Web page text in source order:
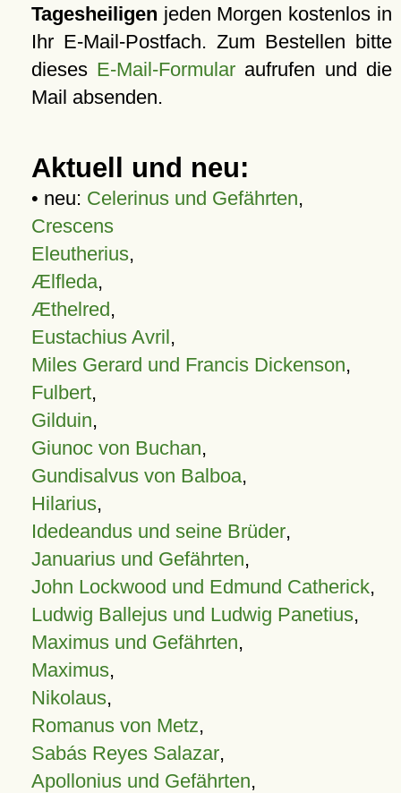
Tagesheiligen jeden Morgen kostenlos in
Ihr E-Mail-Postfach. Zum Bestellen bitte
dieses E-Mail-Formular aufrufen und die
Mail absenden.
Aktuell und neu:
• neu: Celerinus und Gefährten,
Crescens
Eleutherius,
Ælfleda,
Æthelred,
Eustachius Avril,
Miles Gerard und Francis Dickenson,
Fulbert,
Gilduin,
Giunoc von Buchan,
Gundisalvus von Balboa,
Hilarius,
Idedeandus und seine Brüder,
Januarius und Gefährten,
John Lockwood und Edmund Catherick,
Ludwig Ballejus und Ludwig Panetius,
Maximus und Gefährten,
Maximus,
Nikolaus,
Romanus von Metz,
Sabás Reyes Salazar,
Apollonius und Gefährten,